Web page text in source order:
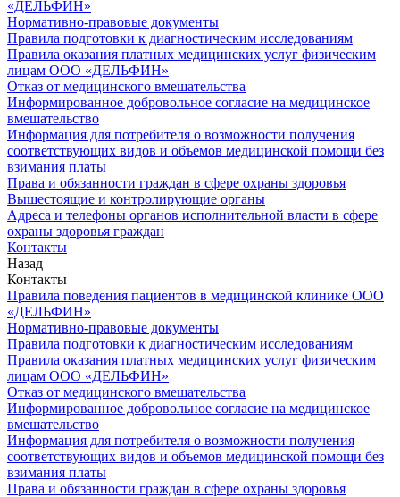
«ДЕЛЬФИН»
Нормативно-правовые документы
Правила подготовки к диагностическим исследованиям
Правила оказания платных медицинских услуг физическим
лицам ООО «ДЕЛЬФИН»
Отказ от медицинского вмешательства
Информированное добровольное согласие на медицинское
вмешательство
Информация для потребителя о возможности получения
соответствующих видов и объемов медицинской помощи без
взимания платы
Права и обязанности граждан в сфере охраны здоровья
Вышестоящие и контролирующие органы
Адреса и телефоны органов исполнительной власти в сфере
охраны здоровья граждан
Контакты
Назад
Контакты
Правила поведения пациентов в медицинской клинике ООО
«ДЕЛЬФИН»
Нормативно-правовые документы
Правила подготовки к диагностическим исследованиям
Правила оказания платных медицинских услуг физическим
лицам ООО «ДЕЛЬФИН»
Отказ от медицинского вмешательства
Информированное добровольное согласие на медицинское
вмешательство
Информация для потребителя о возможности получения
соответствующих видов и объемов медицинской помощи без
взимания платы
Права и обязанности граждан в сфере охраны здоровья